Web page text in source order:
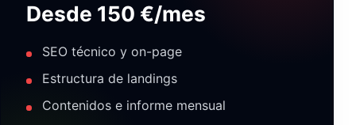
Desde 150 €/mes
SEO técnico y on-page
Estructura de landings
Contenidos e informe mensual